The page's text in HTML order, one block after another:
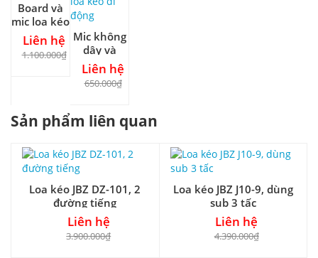
Board và
mic loa kéo
di động, độ
nhạy cao,
hát rất
Liên hệ
1.100.000₫
Mic không
dây và
board
wireless
dành cho
động
Liên hệ
650.000₫
Sản phẩm liên quan
Loa kéo JBZ DZ-101, 2
đường tiếng
Liên hệ
3.900.000₫
Loa kéo JBZ J10-9, dùng
sub 3 tấc
Liên hệ
4.390.000₫